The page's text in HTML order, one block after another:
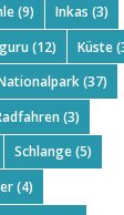
(9) Inkas (3)
(12) Küste
(37)
(3)
Schlange(5)
(4)